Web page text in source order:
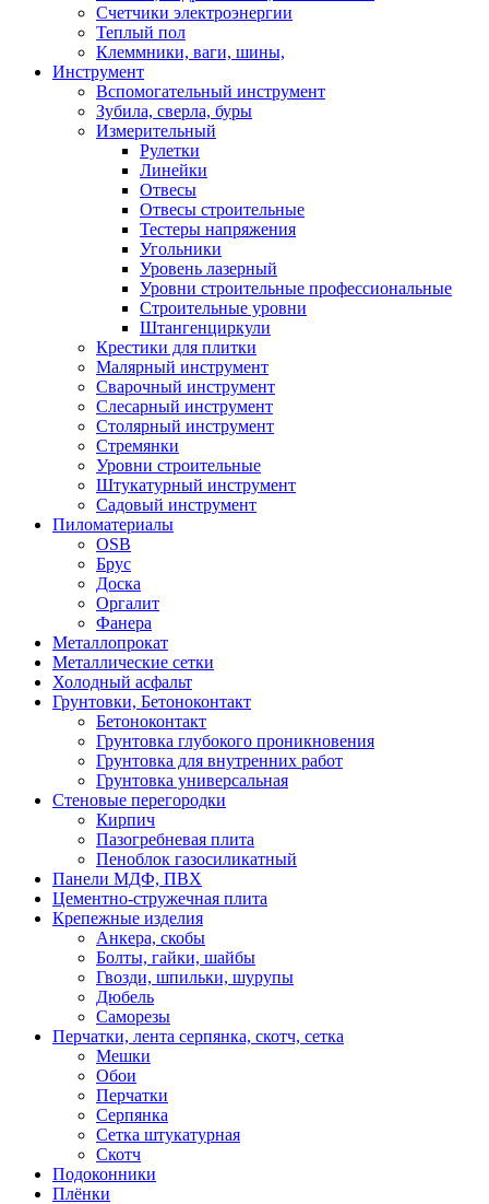
Счетчики электроэнергии
Теплый пол
Клеммники, ваги, шины,
Инструмент
Вспомогательный инструмент
Зубила, сверла, буры
Измерительный
Рулетки
Линейки
Отвесы
Отвесы строительные
Тестеры напряжения
Угольники
Уровень лазерный
Уровни строительные профессиональные
Строительные уровни
Штангенциркули
Крестики для плитки
Малярный инструмент
Сварочный инструмент
Слесарный инструмент
Столярный инструмент
Стремянки
Уровни строительные
Штукатурный инструмент
Садовый инструмент
Пиломатериалы
OSB
Брус
Доска
Оргалит
Фанера
Металлопрокат
Металлические сетки
Холодный асфальт
Грунтовки, Бетоноконтакт
Бетоноконтакт
Грунтовка глубокого проникновения
Грунтовка для внутренних работ
Грунтовка универсальная
Стеновые перегородки
Кирпич
Пазогребневая плита
Пеноблок газосиликатный
Панели МДФ, ПВХ
Цементно-стружечная плита
Крепежные изделия
Анкера, скобы
Болты, гайки, шайбы
Гвозди, шпильки, шурупы
Дюбель
Саморезы
Перчатки, лента серпянка, скотч, сетка
Мешки
Обои
Перчатки
Серпянка
Сетка штукатурная
Скотч
Подоконники
Плёнки